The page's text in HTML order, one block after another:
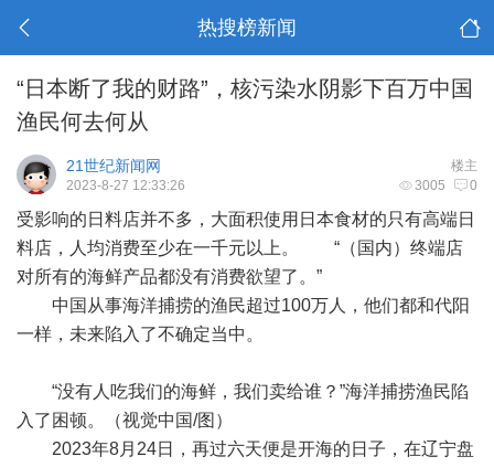
热搜榜新闻
“日本断了我的财路”，核污染水阴影下百万中国
渔民何去何从
楼主
21世纪新闻网
3005 0
2023-8-27 12:33:26
受影响的日料店并不多，大面积使用日本食材的只有高端日
料店，人均消费至少在一千元以上。 “（国内）终端店
对所有的海鲜产品都没有消费欲望了。”
中国从事海洋捕捞的渔民超过100万人，他们都和代阳
一样，未来陷入了不确定当中。
“没有人吃我们的海鲜，我们卖给谁？”海洋捕捞渔民陷
入了困顿。（视觉中国/图）
2023年8月24日，再过六天便是开海的日子，在辽宁盘